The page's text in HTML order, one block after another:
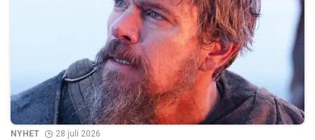
NYHET 28 juli 2026